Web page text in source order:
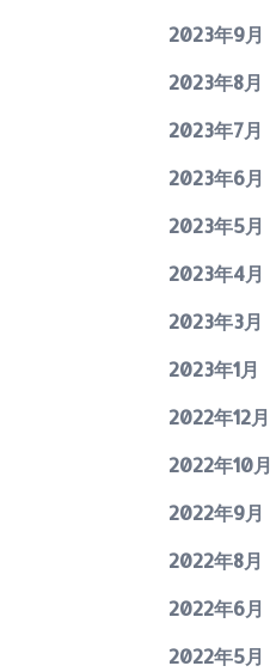
2023年9月
2023年8月
2023年7月
2023年6月
2023年5月
2023年4月
2023年3月
2023年1月
2022年12月
2022年10月
2022年9月
2022年8月
2022年6月
2022年5月